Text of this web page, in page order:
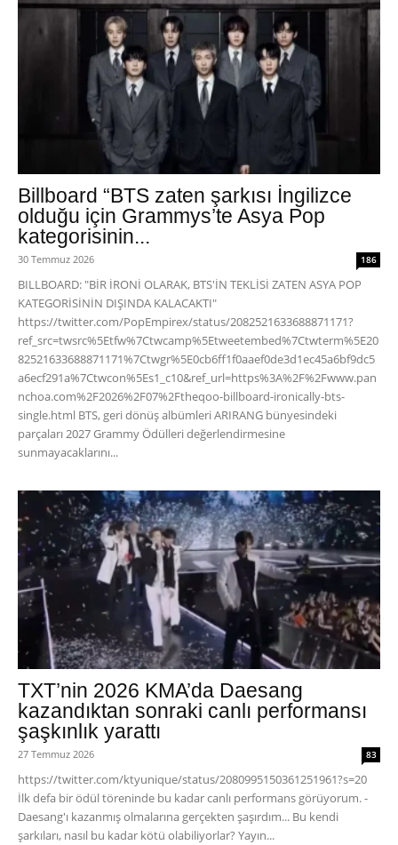
Billboard “BTS zaten şarkısı İngilizce
olduğu için Grammys’te Asya Pop
kategorisinin...
30 Temmuz 2026 186
BILLBOARD: "BİR İRONİ OLARAK, BTS'İN TEKLİSİ ZATEN ASYA POP
KATEGORİSİNİN DIŞINDA KALACAKTI"
https://twitter.com/PopEmpirex/status/2082521633688871171?
ref_src=twsrc%5Etfw%7Ctwcamp%5Etweetembed%7Ctwterm%5E20
82521633688871171%7Ctwgr%5E0cb6ff1f0aaef0de3d1ec45a6bf9dc5
a6ecf291a%7Ctwcon%5Es1_c10&ref_url=https%3A%2F%2Fwww.pan
nchoa.com%2F2026%2F07%2Ftheqoo-billboard-ironically-bts-
single.html BTS, geri dönüş albümleri ARIRANG bünyesindeki
parçaları 2027 Grammy Ödülleri değerlendirmesine
sunmayacaklarını...
TXT’nin 2026 KMA’da Daesang
kazandıktan sonraki canlı performansı
şaşkınlık yarattı
27 Temmuz 2026 83
https://twitter.com/ktyunique/status/2080995150361251961?s=20
İlk defa bir ödül töreninde bu kadar canlı performans görüyorum. -
Daesang'ı kazanmış olmalarına gerçekten şaşırdım... Bu kendi
şarkıları, nasıl bu kadar kötü olabiliyorlar? Yayın...